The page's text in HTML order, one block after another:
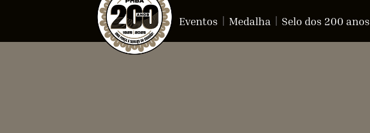
Eventos Medalha Selo dos 200 anos